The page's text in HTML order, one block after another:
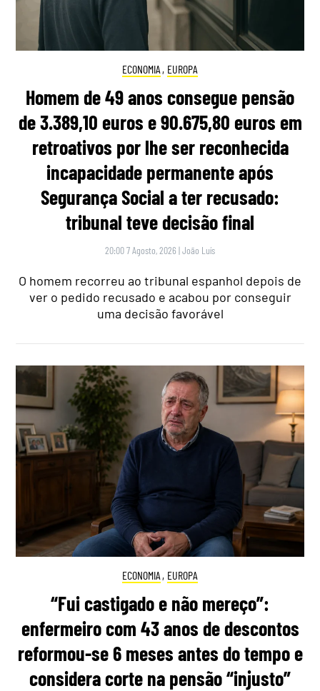
ECONOMIA , EUROPA
Homem de 49 anos consegue pensão
de 3.389,10 euros e 90.675,80 euros em
retroativos por lhe ser reconhecida
incapacidade permanente após
Segurança Social a ter recusado:
tribunal teve decisão final
20:00 7 Agosto, 2026 |João Luís
O homem recorreu ao tribunal espanhol depois de
ver o pedido recusado e acabou por conseguir
uma decisão favorável
ECONOMIA , EUROPA
“Fui castigado e não mereço”:
enfermeiro com 43 anos de descontos
reformou-se 6 meses antes do tempo e
considera corte na pensão “injusto”